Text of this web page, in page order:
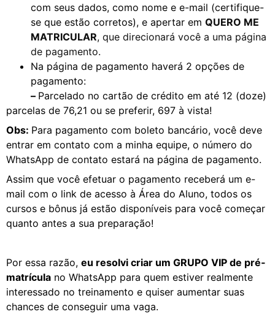
com seus dados, como nome e e-mail (certifique-
se que estão corretos), e apertar em QUERO ME
MATRICULAR, que direcionará você a uma página
de pagamento.
Na página de pagamento haverá 2 opções de
pagamento:
– Parcelado no cartão de crédito em até 12 (doze)
parcelas de 76,21 ou se preferir, 697 à vista!
Obs: Para pagamento com boleto bancário, você deve
entrar em contato com a minha equipe, o número do
WhatsApp de contato estará na página de pagamento.
Assim que você efetuar o pagamento receberá um e-
mail com o link de acesso à Área do Aluno, todos os
cursos e bônus já estão disponíveis para você começar
quanto antes a sua preparação!
Por essa razão, eu resolvi criar um GRUPO VIP de pré-
matrícula no WhatsApp para quem estiver realmente
interessado no treinamento e quiser aumentar suas
chances de conseguir uma vaga.